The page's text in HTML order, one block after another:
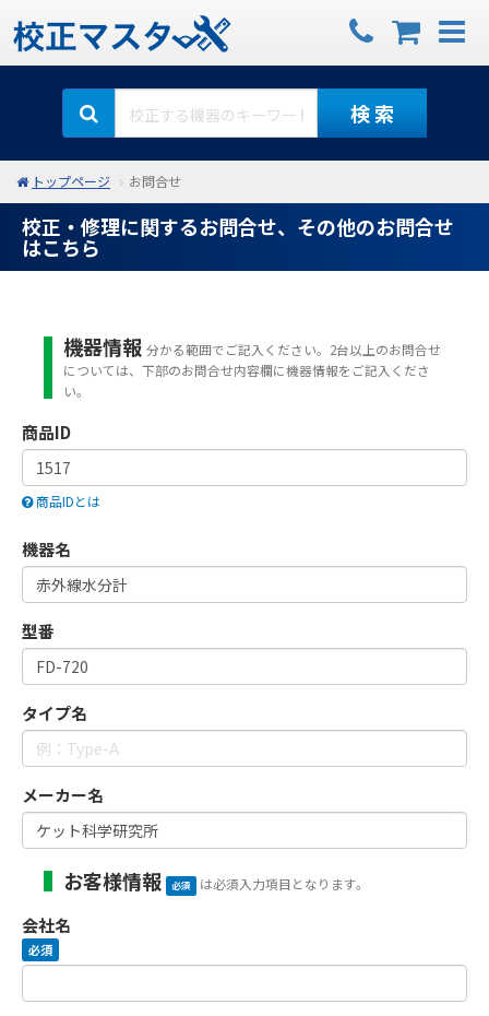
検 索
トップページ お問合せ
校正・修理に関するお問合せ、その他のお問合せ
はこちら
機器情報 分かる範囲でご記入ください。2台以上のお問合せ
については、下部のお問合せ内容欄に機器情報をご記入くださ
い。
商品ID
商品IDとは
機器名
型番
タイプ名
メーカー名
お客様情報 必須 は必須入力項目となります。
会社名
必須